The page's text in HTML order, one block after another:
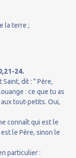
la terre ;
24.
dit : " Père,
: ce que tu as
tout-petits. Oui,
connaît qui est le
le Père, sinon le
particulier :